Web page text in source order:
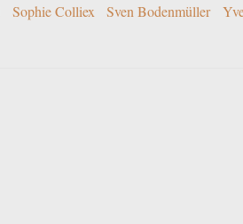
Sophie Colliex Sven Bodenmüller